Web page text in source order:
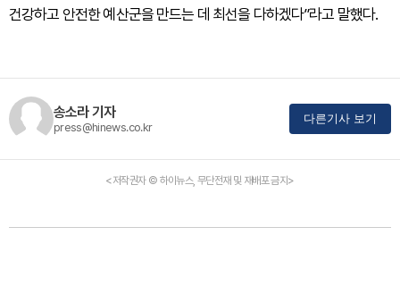
건강하고 안전한 예산군을 만드는 데 최선을 다하겠다”라고 말했다.
송소라 기자
press@hinews.co.kr
다른기사 보기
<저작권자 © 하이뉴스, 무단전재 및 재배포 금지>